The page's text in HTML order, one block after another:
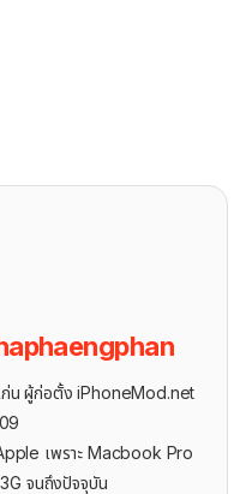
ก่น ผู้ก่อตั้ง iPhoneMod.net
เพราะ Macbook Pro
จนถึงปัจจุบัน